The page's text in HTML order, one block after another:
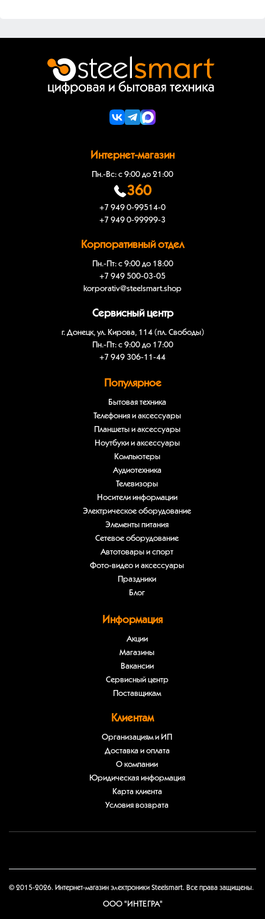
Интернет-магазин
Пн.-Вс: с 9:00 до 21:00
360
+7 949 0-99514-0
+7 949 0-99999-3
Корпоративный отдел
Пн.-Пт: с 9:00 до 18:00
+7 949 500-03-05
korporativ@steelsmart.shop
Сервисный центр
г. Донецк, ул. Кирова, 114 (пл. Свободы)
Пн.-Пт: с 9:00 до 17:00
+7 949 306-11-44
Популярное
Бытовая техника
Телефония и аксессуары
Планшеты и аксессуары
Ноутбуки и аксессуары
Компьютеры
Аудиотехника
Телевизоры
Носители информации
Электрическое оборудование
Элементы питания
Сетевое оборудование
Автотовары и спорт
Фото-видео и аксессуары
Праздники
Блог
Информация
Акции
Магазины
Вакансии
Сервисный центр
Поставщикам
Клиентам
Организациям и ИП
Доставка и оплата
О компании
Юридическая информация
Карта клиента
Условия возврата
© 2015-2026. Интернет-магазин электроники Steelsmart. Все права защищены.
ООО "ИНТЕГРА"